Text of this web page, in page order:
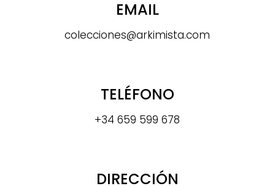
EMAIL
colecciones@arkimista.com
TELÉFONO
+34 659 599 678
DIRECCIÓN